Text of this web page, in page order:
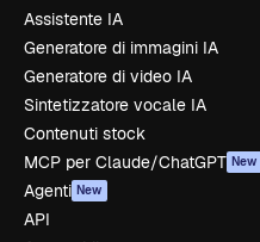
Assistente IA
Generatore di immagini IA
Generatore di video IA
Sintetizzatore vocale IA
Contenuti stock
MCP per Claude/ChatGPT New
Agenti New
API